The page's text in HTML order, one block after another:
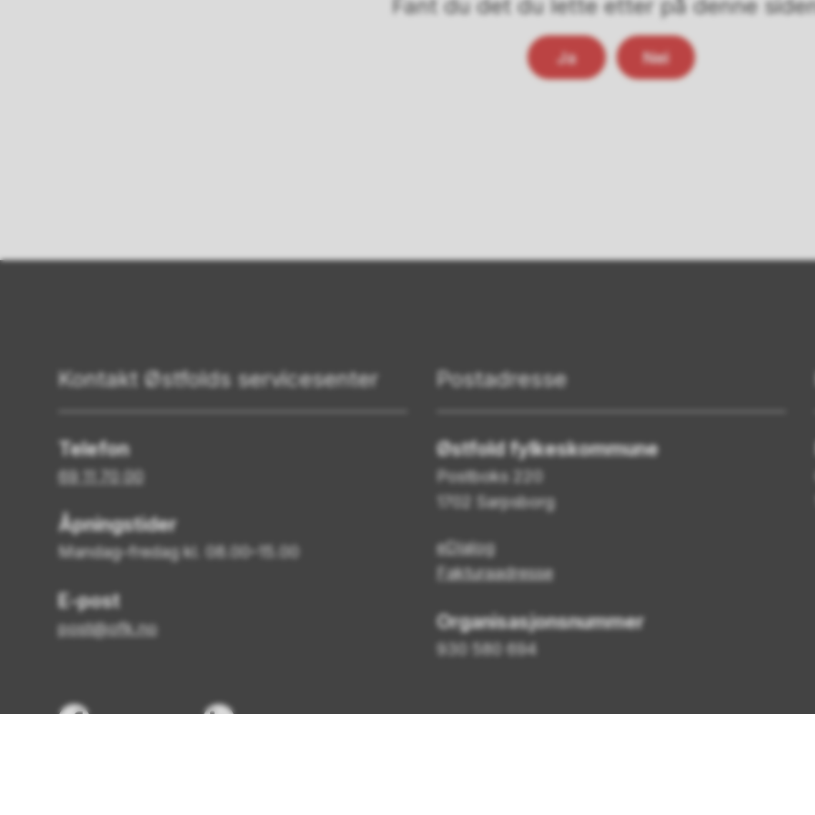
Fant du det du lette etter på denne
Ja Nei
Kontakt Østfolds servicesenter
Telefon
69 11 70 00
Åpningstider
Mandag–fredag kl. 08.00–15.00
E-post
post@ofk.no
Postadresse
Østfold fylkeskommune
Postboks 220
1702 Sarpsborg
eDialog
Fakturaadresse
Organisasjonsnummer
930 580 694
Facebook LinkedIn